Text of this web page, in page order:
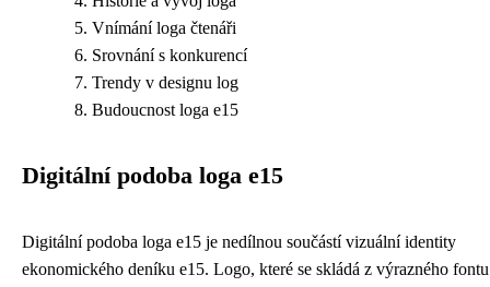
Vnímání loga čtenáři
Srovnání s konkurencí
Trendy v designu log
Budoucnost loga e15
Digitální podoba loga e15
Digitální podoba loga e15 je nedílnou součástí vizuální identity
ekonomického deníku e15. Logo, které se skládá z výrazného fontu